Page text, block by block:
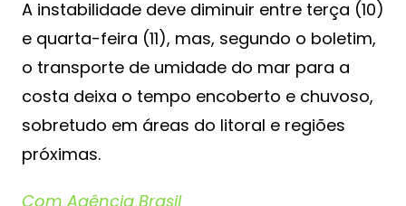
A instabilidade deve diminuir entre terça (10)
e quarta-feira (11), mas, segundo o boletim,
o transporte de umidade do mar para a
costa deixa o tempo encoberto e chuvoso,
sobretudo em áreas do litoral e regiões
próximas.
Com Agência Brasil